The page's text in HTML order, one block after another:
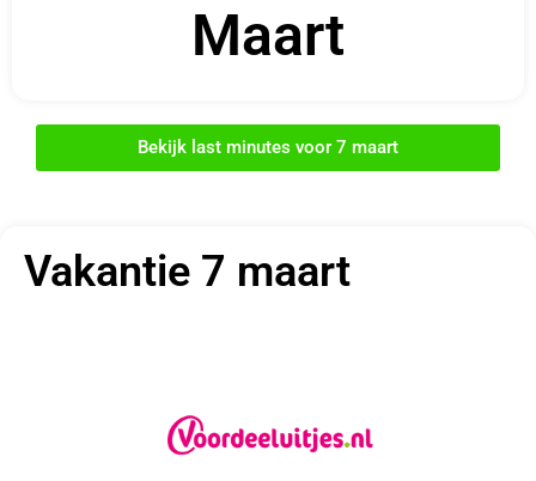
Maart
Bekijk last minutes voor 7 maart
Vakantie 7 maart